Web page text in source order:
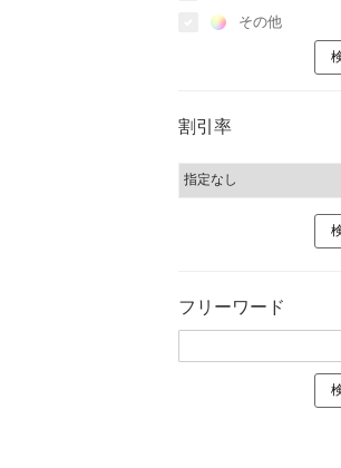
その他
割引率
フリーワード